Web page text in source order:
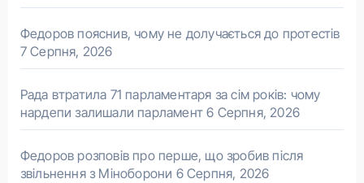
Федоров пояснив, чому не долучається до протестів
7 Серпня, 2026
Рада втратила 71 парламентаря за сім років: чому
нардепи залишали парламент 6 Серпня, 2026
Федоров розповів про перше, що зробив після
звільнення з Міноборони 6 Серпня, 2026